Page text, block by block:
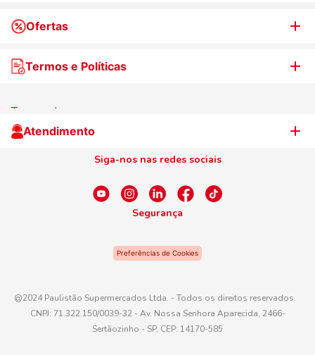
Quem somos
Nossas lojas
Nosso Cartão
Ofertas
WhatsApp de Ofertas
Televendas
Termos e Políticas
Termos de uso
Centro de Privacidade
Atendimento
E-mail
Siga-nos nas redes sociais
Segurança
Preferências de Cookies
@2024 Paulistão Supermercados Ltda. - Todos os direitos reservados.
CNPJ: 71.322.150/0039-32 - Av. Nossa Senhora Aparecida, 2466-
Sertãozinho - SP, CEP: 14170-585